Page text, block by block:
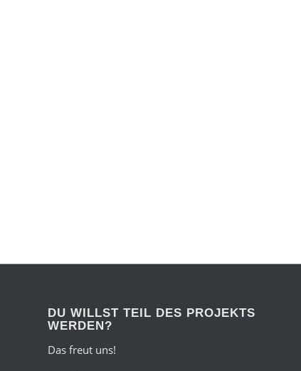
DU WILLST TEIL DES PROJEKTS
WERDEN?
Das freut uns!